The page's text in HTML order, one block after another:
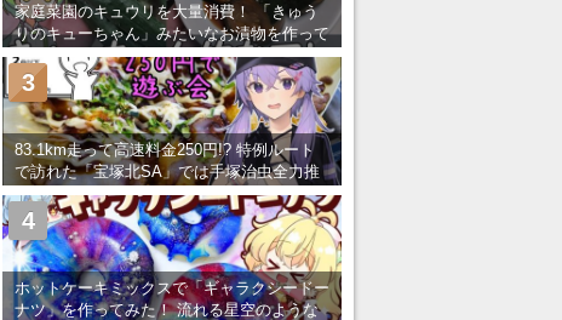
家庭菜園のキュウリを大量消費！ 「きゅう
りのキューちゃん」みたいなお漬物を作って
みた
83.1km走って高速料金250円!? 特例ルート
で訪れた「宝塚北SA」では手塚治虫全力推
し＆関西グルメが楽しめる！
3
ホットケーキミックスで「ギャラクシードー
ナツ」を作ってみた！ 流れる星空のような
4